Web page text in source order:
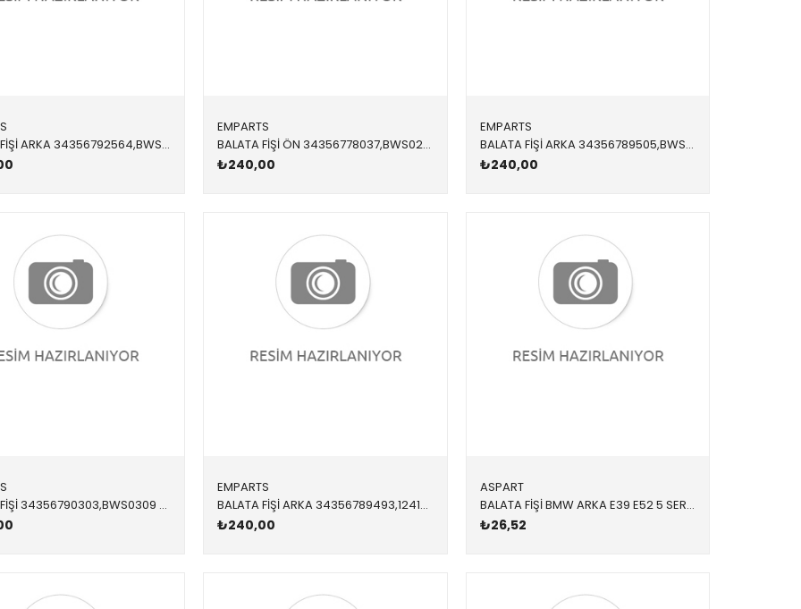
BALATA FİŞİ ARKA 34356792564,BWS0285 34356792564 34356792564 E81,E87,E90,E91,E92,E93 2005-2012
EMPARTS
BALATA FİŞİ ÖN 34356778037,BWS0230 34356778037 34356778037 E65,E66 2004-2011
₺240,00
EMPARTS
BALATA FİŞİ ARKA 34356789505,BWS0269 34356789505 34356789505 X5,X6,E70,E71,E72 2007-2013
₺240,00
BALATA FİŞİ 34356790303,BWS0309 34356790303 34356790303 F25,F26 ÖN
EMPARTS
BALATA FİŞİ ARKA 34356789493,12413BW,BWS0274 34356789493 34356789493 E60,E63,E64 2005-2011
₺240,00
ASPART
BALATA FİŞİ BMW ARKA E39 E52 5 SERİSİ Z8 1996-2003
₺26,52